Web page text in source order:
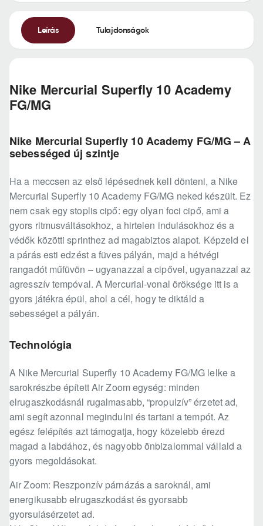
Leírás Tulajdonságok
Nike Mercurial Superfly 10 Academy
FG/MG
Nike Mercurial Superfly 10 Academy FG/MG – A
sebességed új szintje
Ha a meccsen az első lépésednek kell dönteni, a Nike
Mercurial Superfly 10 Academy FG/MG neked készült. Ez
nem csak egy stoplis cipő: egy olyan foci cipő, ami a
gyors ritmusváltásokhoz, a hirtelen indulásokhoz és a
védők közötti sprinthez ad magabiztos alapot. Képzeld el
a párás esti edzést a füves pályán, majd a hétvégi
rangadót műfüvön – ugyanazzal a cipővel, ugyanazzal az
agresszív tempóval. A Mercurial-vonal öröksége itt is a
gyors játékra épül, ahol a cél, hogy te diktáld a
sebességet a pályán.
Technológia
A Nike Mercurial Superfly 10 Academy FG/MG lelke a
sarokrészbe épített Air Zoom egység: minden
elrugaszkodásnál rugalmasabb, “propulzív” érzetet ad,
ami segít azonnal megindulni és tartani a tempót. Az
egész felépítés azt támogatja, hogy közelebb érezd
magad a labdához, és nagyobb önbizalommal vállald a
gyors megoldásokat.
Air Zoom: Reszponzív párnázás a saroknál, ami
energikusabb elrugaszkodást és gyorsabb
gyorsulásérzetet ad.